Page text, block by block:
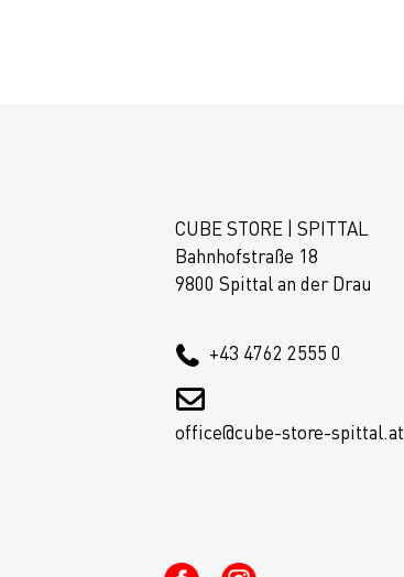
CUBE STORE | SPITTAL
Bahnhofstraße 18
9800 Spittal an der Drau
+43 4762 2555 0
office@cube-store-spittal.at